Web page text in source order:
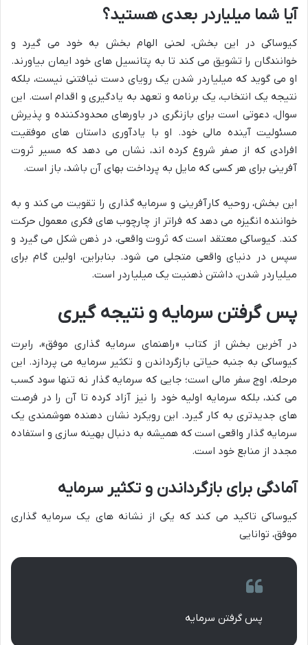
آیا شما میلیاردر بعدی هستید؟
کیوساکی در این بخش، لحنی الهام بخش به خود می گیرد و
خوانندگان را تشویق می کند تا به پتانسیل های خود ایمان بیاورند.
او می گوید که میلیاردر شدن یک رویای دست نیافتنی نیست، بلکه
نتیجه یک انتخاب، یک برنامه و تعهد به یادگیری و اقدام است. این
سوال، دعوتی است برای بازنگری در باورهای محدودکننده و پذیرش
مسئولیت آینده مالی خود. او با یادآوری داستان های موفقیت
افرادی که از صفر شروع کرده اند، نشان می دهد که مسیر ثروت
آفرینی برای هر کسی که مایل به پرداخت بهای آن باشد، باز است.
این بخش، روحیه کارآفرینی و سرمایه گذاری را تقویت می کند و به
خواننده انگیزه می دهد که فراتر از چارچوب های فکری معمول حرکت
کند. کیوساکی معتقد است که ثروت واقعی، در ذهن شکل می گیرد و
سپس در دنیای واقعی متجلی می شود. بنابراین، اولین گام برای
میلیاردر شدن، داشتن ذهنیت یک میلیاردر است.
پس گرفتن سرمایه و نتیجه گیری
در آخرین بخش از کتاب «راهنمای سرمایه گذاری موفق»، رابرت
کیوساکی به جنبه حیاتی بازگرداندن و تکثیر سرمایه می پردازد. این
مرحله، اوج سفر مالی است؛ جایی که سرمایه گذار نه تنها سود کسب
می کند، بلکه سرمایه اولیه خود را نیز آزاد کرده تا آن را در فرصت
های جدیدتری به کار گیرد. این رویکرد نشان دهنده هوشمندی یک
سرمایه گذار واقعی است که همیشه به دنبال بهینه سازی و استفاده
مجدد از منابع خود است.
آمادگی برای بازگرداندن و تکثیر سرمایه
کیوساکی تاکید می کند که یکی از نشانه های یک سرمایه گذاری
موفق، توانایی
پس گرفتن سرمایه